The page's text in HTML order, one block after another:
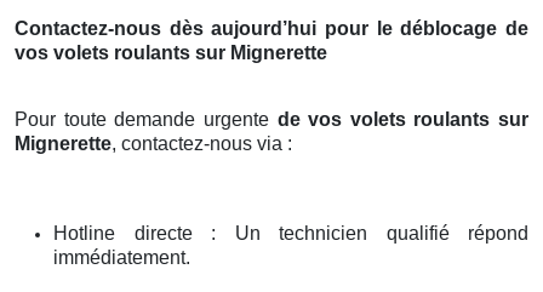
Contactez-nous dès aujourd’hui pour le déblocage de
vos volets roulants sur Mignerette
Pour toute demande urgente de vos volets roulants sur
Mignerette, contactez-nous via :
Hotline directe : Un technicien qualifié répond
immédiatement.